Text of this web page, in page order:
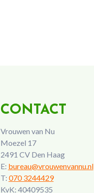
CONTACT
Vrouwen van Nu
Moezel 17
2491 CV Den Haag
E: bureau@vrouwenvannu.nl
T: 070 3244429
KvK: 40409535